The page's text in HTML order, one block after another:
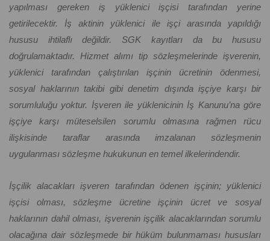
yapılması gereken iş yüklenici işçisi tarafından yerine
getirilecektir. İş aktinin yüklenici ile işçi arasında yapıldığı
hususu ihtilaflı değildir. SGK kayıtları da bu hususu
doğrulamaktadır. Hizmet alımı tip sözleşmelerinde işverenin,
yüklenici tarafından çalıştırılan işçinin ücretinin ödenmesi,
sosyal haklarının takibi gibi denetim dışında işçiye karşı bir
sorumluluğu yoktur. İşveren ile yüklenicinin İş Kanunu’na göre
işçiye karşı müteselsilen sorumlu olmasına rağmen rücu
ilişkisinde taraflar arasında imzalanan sözleşmenin
uygulanması sözleşme hukukunun en temel ilkelerindendir.
İşçilik alacakları işveren tarafından ödenen işçinin; yüklenici
işçisi olması, sözleşme ücretine işçinin ücret ve sosyal
haklarının dahil olması, işverenin işçilik alacaklarından sorumlu
olacağına dair sözleşmede bir hüküm bulunmaması hususları